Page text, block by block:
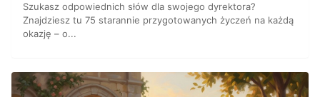
Szukasz odpowiednich słów dla swojego dyrektora?
Znajdziesz tu 75 starannie przygotowanych życzeń na każdą
okazję – o...